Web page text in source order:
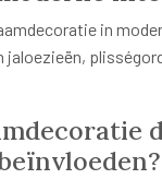
in
jaloezieën,